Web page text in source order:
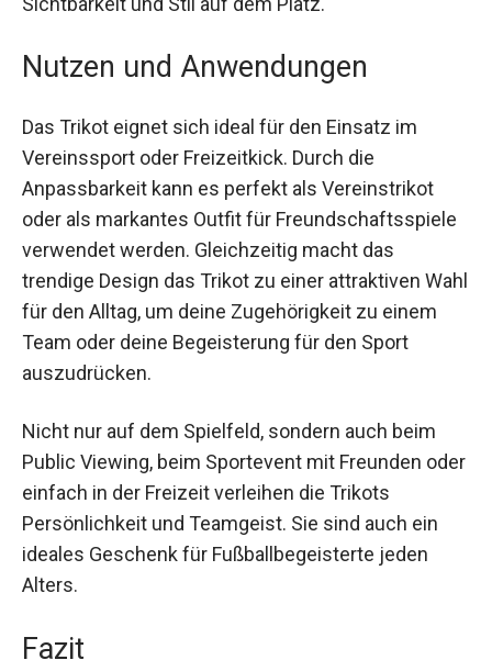
Nutzen und Anwendungen
Vereinssport oder Freizeitkick. Durch die
Anpassbarkeit kann es perfekt als Vereinstrikot
oder als markantes Outfit für
Freundschaftsspiele verwendet werden.
Gleichzeitig macht das trendige Design das Trikot
zu einer attraktiven Wahl für den Alltag, um deine
Zugehörigkeit zu einem Team oder deine
Begeisterung für den Sport auszudrücken.
Public Viewing, beim Sportevent mit Freunden
oder einfach in der Freizeit verleihen die Trikots
Persönlichkeit und Teamgeist. Sie sind auch ein
ideales Geschenk für Fußballbegeisterte jeden
Alters.
Fazit